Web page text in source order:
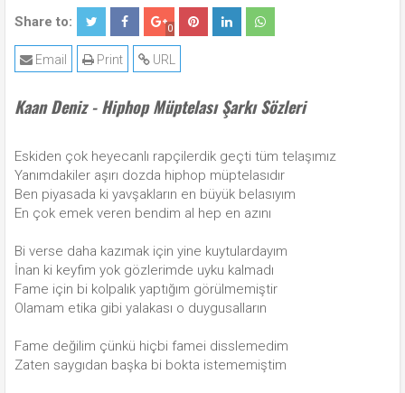
Share to: 0
URL
Print
Email
Kaan Deniz - Hiphop Müptelası Şarkı Sözleri
Eskiden çok heyecanlı rapçilerdik geçti tüm telaşımız
Yanımdakiler aşırı dozda hiphop müptelasıdır
Ben piyasada ki yavşakların en büyük belasıyım
En çok emek veren bendim al hep en azını
Bi verse daha kazımak için yine kuytulardayım
İnan ki keyfim yok gözlerimde uyku kalmadı
Fame için bi kolpalık yaptığım görülmemiştir
Olamam etika gibi yalakası o duygusalların
Fame değilim çünkü hiçbi famei disslemedim
Zaten saygıdan başka bi bokta istememiştim